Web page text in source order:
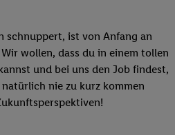
schnuppert, ist von Anfang an
wollen, dass du in einem tollen
und bei uns den Job findest,
nie zu kurz kommen